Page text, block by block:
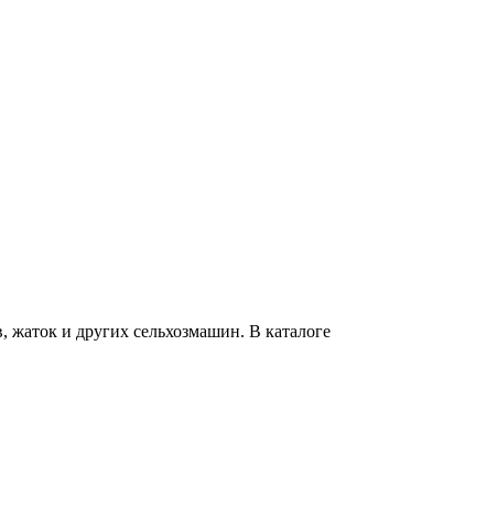
жаток и других сельхозмашин. В каталоге